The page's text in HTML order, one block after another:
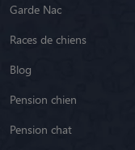
Garde Nac
Races de chiens
Blog
Pension chien
Pension chat